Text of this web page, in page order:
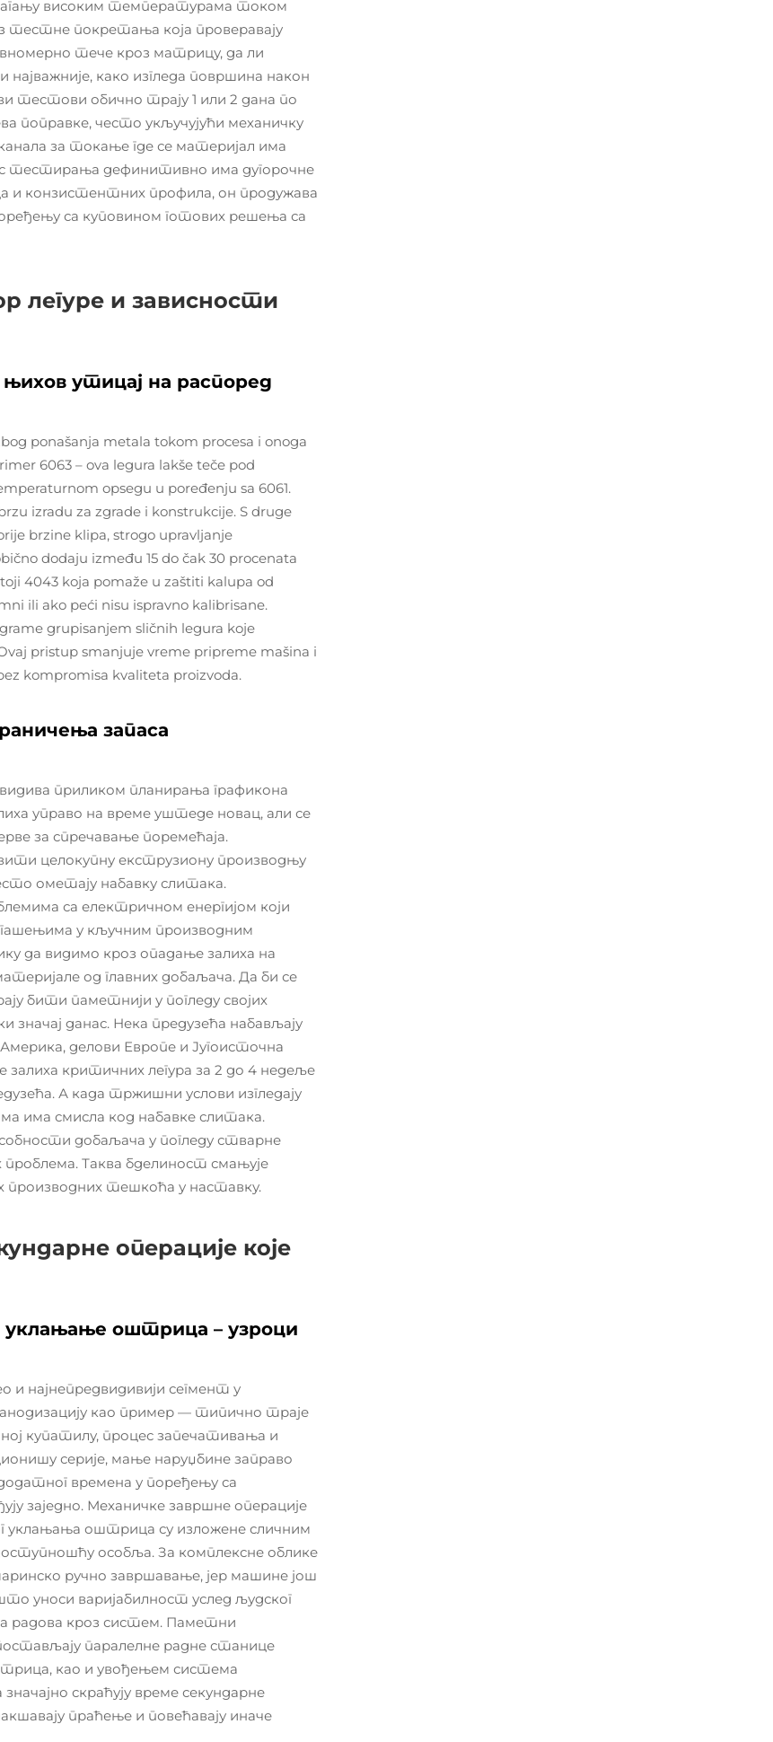
високим температурама током
покретања која проверавају
тече кроз матрицу, да ли
како изгледа површина након
тестови обично трају 1 или 2 дана по
поправке, често укључујући механичку
за токање где се материјал има
тестирања дефинитивно има дугорочне
и конзистентних профила, он продужава
са куповином готових решења са
легуре и зависности
њихов утицај на распоред
ponašanja metala tokom procesa i onoga
6063 – ova legura lakše teče pod
opsegu u poređenju sa 6061.
izradu za zgrade i konstrukcije. S druge
brzine klipa, strogo upravljanje
dodaju između 15 do čak 30 procenata
4043 koja pomaže u zaštiti kalupa od
ili ako peći nisu ispravno kalibrisane.
grupisanjem sličnih legura koje
pristup smanjuje vreme pripreme mašina i
kompromisa kvaliteta proizvoda.
запаса
приликом планирања графикона
управо на време уштеде новац, али се
за спречавање поремећаја.
целокупну екструзиону производњу
ометају набавку слитака.
са електричном енергијом који
у кључним производним
да видимо кроз опадање залиха на
од главних добаљача. Да би се
бити паметнији у погледу својих
данас. Нека предузећа набављају
делови Европе и Југоисточна
залиха критичних легура за 2 до 4 недеље
А када тржишни услови изгледају
има смисла код набавке слитака.
добаљача у погледу стварне
Таква бделиност смањује
производних тешкоћа у наставку.
операције које
уклањање оштрица – узроци
и најнепредвидивији сегмент у
као пример — типично траје
купатилу, процес запечативања и
серије, мање наруџбине заправо
времена у поређењу са
заједно. Механичке завршне операције
уклањања оштрица су изложене сличним
особља. За комплексне облике
ручно завршавање, јер машине још
уноси варијабилност услед људског
радова кроз систем. Паметни
паралелне радне станице
као и увођењем система
скраћују време секундарне
праћење и повећавају иначе